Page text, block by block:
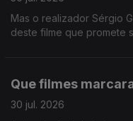
Mas o realizador Sérgio
deste filme que promete
Que filmes
30 jul. 2026